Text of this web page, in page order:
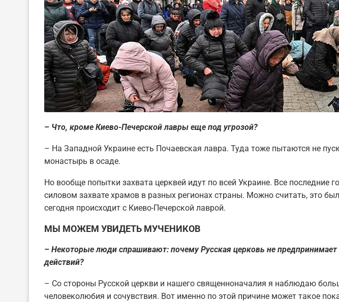
– Что, кроме Киево-Печерской лавры еще под угрозой?
– На Западной Украине есть Почаевская лавра. Туда тоже пытаются не
монастырь в осаде.
Но вообще попытки захвата церквей идут по всей Украине. Все последние
силовом захвате храмов в разных регионах страны. Можно считать, это
сегодня происходит с Киево-Печерской лаврой.
МЫ МОЖЕМ УВИДЕТЬ МУЧЕНИКОВ
– Некоторые люди спрашивают: почему Русская церковь не
действий?
– Со стороны Русской церкви и нашего священноначалия я наблюдаю
человеколюбия и сочувствия. Вот именно по этой причине может такое